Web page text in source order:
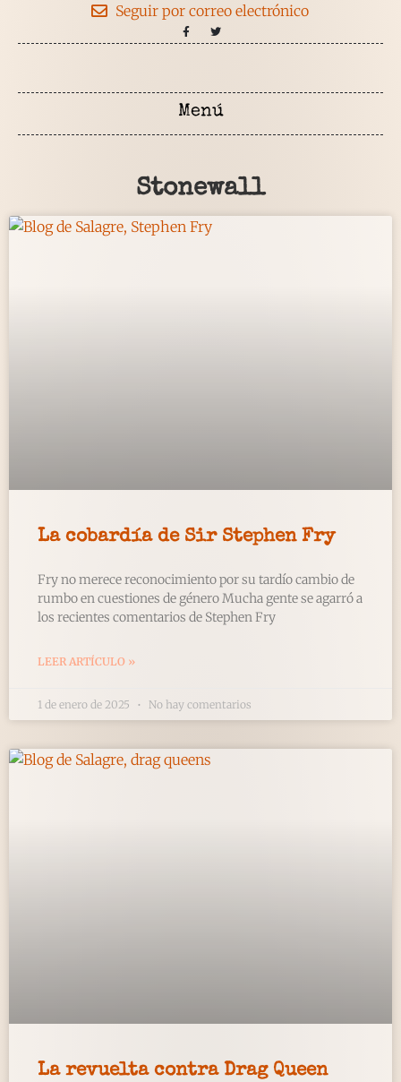
Seguir por correo electrónico
Stonewall
La cobardía de Sir Stephen Fry
Fry no merece reconocimiento por su tardío cambio de
rumbo en cuestiones de género Mucha gente se agarró a
los recientes comentarios de Stephen Fry
LEER ARTÍCULO »
1 de enero de 2025 No hay comentarios
La revuelta contra Drag Queen